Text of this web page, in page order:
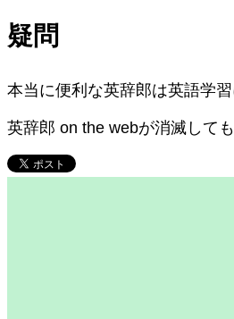
疑問
本当に便利な英辞郎は英語学
英辞郎 on the webが消滅して